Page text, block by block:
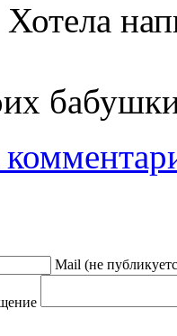
Mail (не